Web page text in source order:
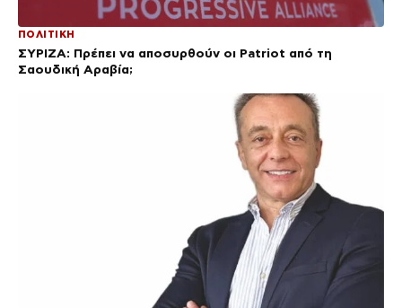
ΠΟΛΙΤΙΚΗ
ΣΥΡΙΖΑ: Πρέπει να αποσυρθούν οι Patriot από τη
Σαουδική Αραβία;